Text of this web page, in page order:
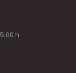
h